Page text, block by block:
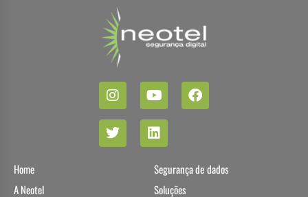
Home
A Neotel
Segurança de dados
Soluções